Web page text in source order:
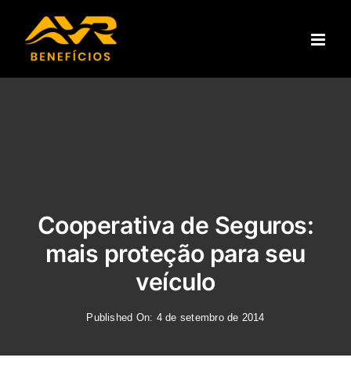
Cooperativa de Seguros:
mais proteção para seu
veículo
Published On: 4 de setembro de 2014